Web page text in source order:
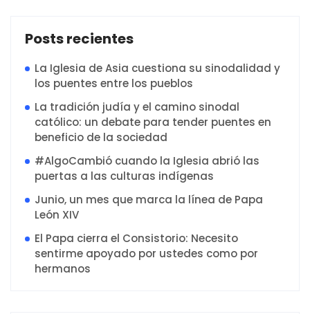
Posts recientes
La Iglesia de Asia cuestiona su sinodalidad y
los puentes entre los pueblos
La tradición judía y el camino sinodal
católico: un debate para tender puentes en
beneficio de la sociedad
#AlgoCambió cuando la Iglesia abrió las
puertas a las culturas indígenas
Junio, un mes que marca la línea de Papa
León XIV
El Papa cierra el Consistorio: Necesito
sentirme apoyado por ustedes como por
hermanos